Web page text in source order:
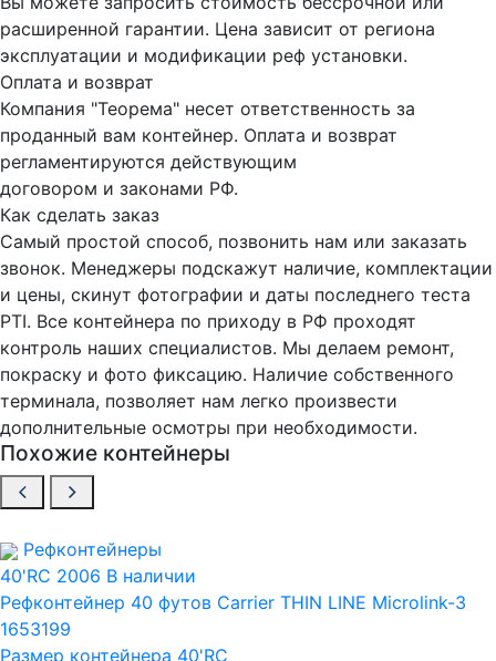
расширенной гарантии. Цена зависит от региона
эксплуатации и модификации реф установки.
Оплата и возврат
Компания "Теорема" несет ответственность за
проданный вам контейнер. Оплата и возврат
регламентируются действующим
договором и законами РФ.
Как сделать заказ
Самый простой способ, позвонить нам или заказать
звонок. Менеджеры подскажут наличие, комплектации
и цены, скинут фотографии и даты последнего теста
PTI. Все контейнера по приходу в РФ проходят
контроль наших специалистов. Мы делаем ремонт,
покраску и фото фиксацию. Наличие собственного
терминала, позволяет нам легко произвести
дополнительные осмотры при необходимости.
Похожие контейнеры
Рефконтейнеры
40'RC 2006 В наличии
Рефконтейнер 40 футов Carrier THIN LINE Microlink-3
1653199
Размер контейнера 40'RC